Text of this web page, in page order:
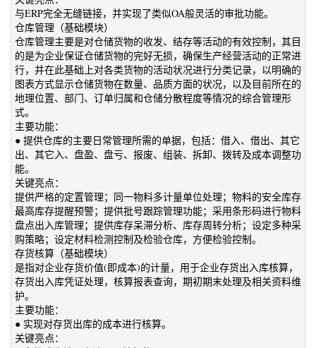
与ERP完全无缝链接，并实现了类似OA般灵活的审批功能。
仓库管理（基础模块）
仓库管理主要是对仓储货物的收发、结存等活动的有效控制，其目
的是为企业保证仓储货物的完好无损，确保生产经营活动的正常进
行，并在此基础上对各类货物的活动状况进行分类记录，以明确的
图表方式显示仓储货物在数量、品质方面的状况，以及目前所在的
地理位置、部门、订单归属和仓储分散程度等情况的综合管理形
式。
主要功能：
● 提供仓库的主要日常管理所需的单据，包括：借入、借出、其它
出、其它入、盘盈、盘亏、报废、组装、拆卸、拨转及成本调整功
能。
关键亮点：
提供严格的定置管理；同一物料多计量单位处理；物料的安全库存
最高库存提醒预警；提供批号跟踪管理功能；采用条形码进行物料
盘点出入库管理；提供库存呆滞分析、库存周转分析；设定多种采
购策略；设定材料检测控制及检验仓库，方便检验控制。
存货核算（基础模块）
是指对企业存货价值(即成本)的计量，用于企业存货出入库核算，
存货出入库凭证处理，核算报表查询，期初期末处理及相关资料维
护。
主要功能：
● 实现对存货出库的成本进行核算。
关键亮点：